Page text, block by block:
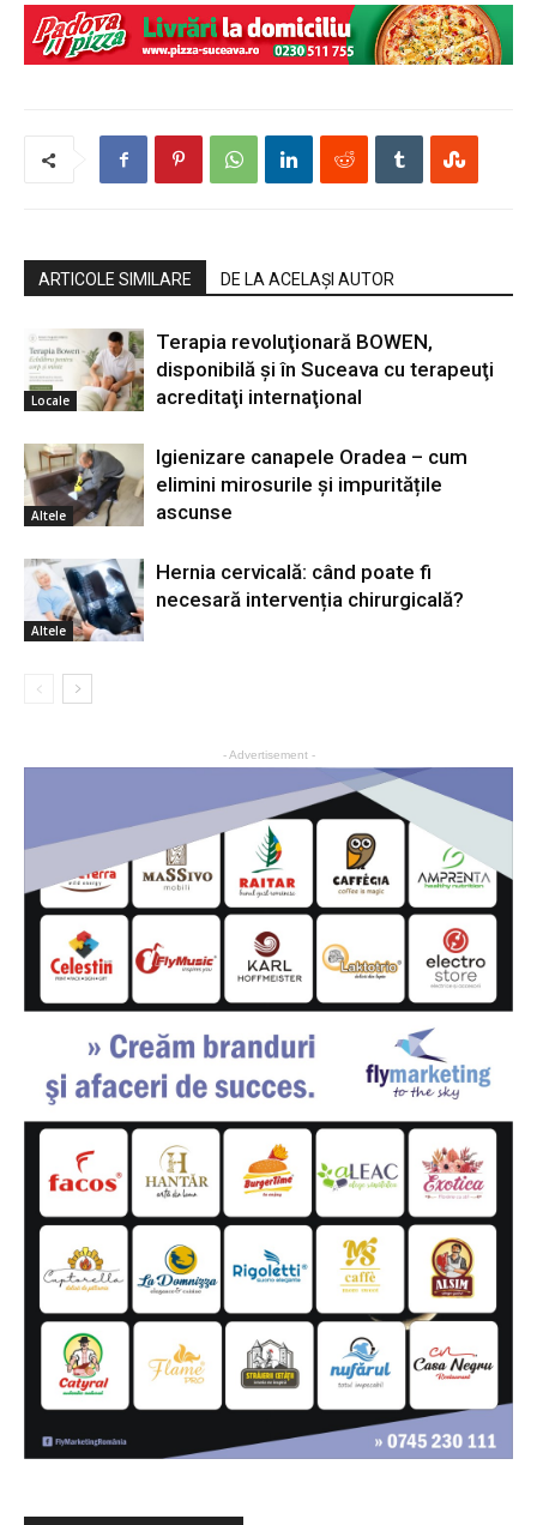
ARTICOLE SIMILARE DE LA ACELAȘI AUTOR
Locale
Terapia revoluţionară BOWEN,
disponibilă şi în Suceava cu terapeuţi
acreditaţi internaţional
Altele
Igienizare canapele Oradea – cum
elimini mirosurile și impuritățile
ascunse
Altele
Hernia cervicală: când poate fi
necesară intervenția chirurgicală?
- Advertisement -